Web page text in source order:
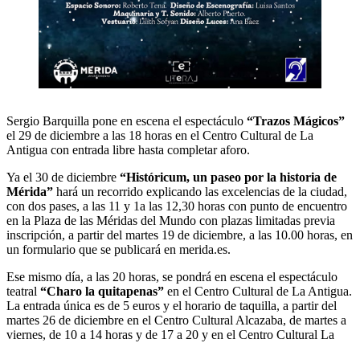
Sergio Barquilla pone en escena el espectáculo “Trazos Mágicos”
el 29 de diciembre a las 18 horas en el Centro Cultural de La
Antigua con entrada libre hasta completar aforo.
Ya el 30 de diciembre “Históricum, un paseo por la historia de
Mérida” hará un recorrido explicando las excelencias de la ciudad,
con dos pases, a las 11 y 1a las 12,30 horas con punto de encuentro
en la Plaza de las Méridas del Mundo con plazas limitadas previa
inscripción, a partir del martes 19 de diciembre, a las 10.00 horas, en
un formulario que se publicará en merida.es.
Ese mismo día, a las 20 horas, se pondrá en escena el espectáculo
teatral “Charo la quitapenas” en el Centro Cultural de La Antigua.
La entrada única es de 5 euros y el horario de taquilla, a partir del
martes 26 de diciembre en el Centro Cultural Alcazaba, de martes a
viernes, de 10 a 14 horas y de 17 a 20 y en el Centro Cultural La